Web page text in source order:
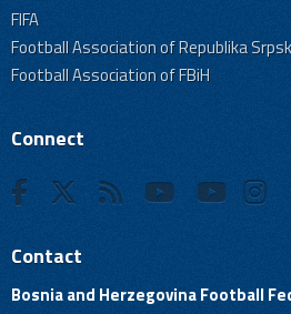
FIFA
Football Association of Republika
Football Association of FBiH
Connect
Contact
Bosnia and Herzegovina Football